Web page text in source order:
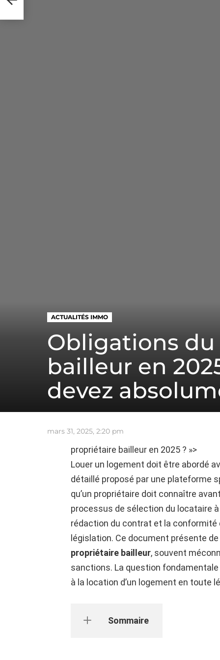
ACTUALITÉS IMMO
Obligations
bailleur en
devez
mars 31, 2025, 2:20 pm
propriétaire bailleur en 2025 ? »>
Louer un logement doit être abordé
détaillé proposé par une plateforme
qu’un propriétaire doit connaître
processus de sélection du locataire
rédaction du contrat et la conformité
législation. Ce document présente
propriétaire bailleur, souvent
sanctions. La question
à la location d’un logement en toute
Sommaire